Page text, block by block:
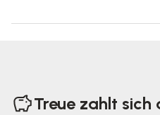
Treue zahlt sich